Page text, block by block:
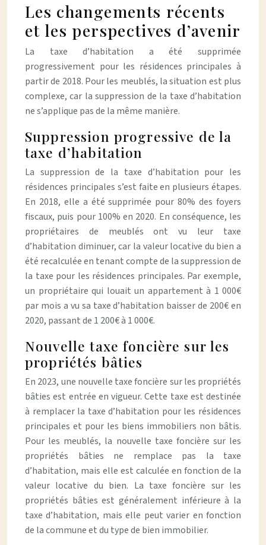
Les changements récents
et les perspectives d’avenir
La taxe d’habitation a été supprimée
progressivement pour les résidences principales à
partir de 2018. Pour les meublés, la situation est plus
complexe, car la suppression de la taxe d’habitation
ne s’applique pas de la même manière.
Suppression progressive de la
taxe d’habitation
La suppression de la taxe d’habitation pour les
résidences principales s’est faite en plusieurs étapes.
En 2018, elle a été supprimée pour 80% des foyers
fiscaux, puis pour 100% en 2020. En conséquence, les
propriétaires de meublés ont vu leur taxe
d’habitation diminuer, car la valeur locative du bien a
été recalculée en tenant compte de la suppression de
la taxe pour les résidences principales. Par exemple,
un propriétaire qui louait un appartement à 1 000€
par mois a vu sa taxe d’habitation baisser de 200€ en
2020, passant de 1 200€ à 1 000€.
Nouvelle taxe foncière sur les
propriétés bâties
En 2023, une nouvelle taxe foncière sur les propriétés
bâties est entrée en vigueur. Cette taxe est destinée
à remplacer la taxe d’habitation pour les résidences
principales et pour les biens immobiliers non bâtis.
Pour les meublés, la nouvelle taxe foncière sur les
propriétés bâties ne remplace pas la taxe
d’habitation, mais elle est calculée en fonction de la
valeur locative du bien. La taxe foncière sur les
propriétés bâties est généralement inférieure à la
taxe d’habitation, mais elle peut varier en fonction
de la commune et du type de bien immobilier.